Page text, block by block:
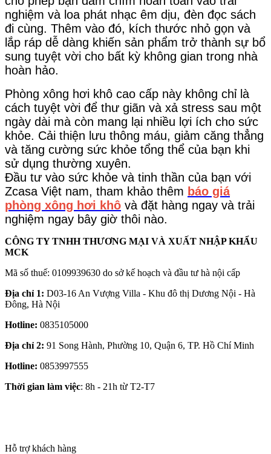
nghiệm và loa phát nhạc êm dịu, đèn đọc sách
đi cùng. Thêm vào đó, kích thước nhỏ gọn và
lắp ráp dễ dàng khiến sản phẩm trở thành sự bổ
sung tuyệt vời cho bất kỳ không gian trong nhà
hoàn hảo.
Phòng xông hơi khô cao cấp này không chỉ là
cách tuyệt vời để thư giãn và xả stress sau một
ngày dài mà còn mang lại nhiều lợi ích cho sức
khỏe. Cải thiện lưu thông máu, giảm căng thẳng
và tăng cường sức khỏe tổng thể của bạn khi
sử dụng thường xuyên.
Đầu tư vào sức khỏe và tinh thần của bạn với
Zcasa Việt nam, tham khảo thêm báo giá
phòng xông hơi khô và đặt hàng ngay và trải
nghiệm ngay bây giờ thôi nào.
CÔNG TY TNHH THƯƠNG MẠI VÀ XUẤT NHẬP KHẨU
MCK
Mã số thuế: 0109939630 do sở kế hoạch và đầu tư hà nội cấp
Địa chỉ 1: D03-16 An Vượng Villa - Khu đô thị Dương Nội - Hà
Đông, Hà Nội
Hotline: 0835105000
Địa chỉ 2: 91 Song Hành, Phường 10, Quận 6, TP. Hồ Chí Minh
Hotline: 0853997555
Thời gian làm việc: 8h - 21h từ T2-T7
Hỗ trợ khách hàng